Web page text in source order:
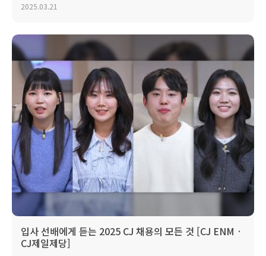
2025.03.21
입사 선배에게 듣는 2025 CJ 채용의 모든 것 [CJ ENM ·
CJ제일제당]